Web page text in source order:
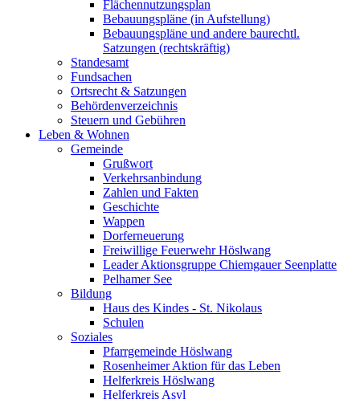
Flächennutzungsplan
Bebauungspläne (in Aufstellung)
Bebauungspläne und andere baurechtl.
Satzungen (rechtskräftig)
Standesamt
Fundsachen
Ortsrecht & Satzungen
Behördenverzeichnis
Steuern und Gebühren
Leben & Wohnen
Gemeinde
Grußwort
Verkehrsanbindung
Zahlen und Fakten
Geschichte
Wappen
Dorferneuerung
Freiwillige Feuerwehr Höslwang
Leader Aktionsgruppe Chiemgauer Seenplatte
Pelhamer See
Bildung
Haus des Kindes - St. Nikolaus
Schulen
Soziales
Pfarrgemeinde Höslwang
Rosenheimer Aktion für das Leben
Helferkreis Höslwang
Helferkreis Asyl